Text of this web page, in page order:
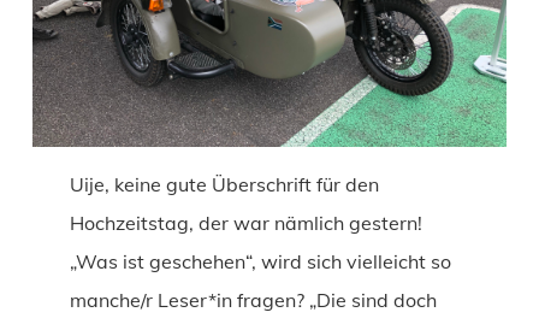
Uije, keine gute Überschrift für den
Hochzeitstag, der war nämlich gestern!
„Was ist geschehen“, wird sich vielleicht so
manche/r Leser*in fragen? „Die sind doch